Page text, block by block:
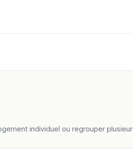
individuel ou regrouper